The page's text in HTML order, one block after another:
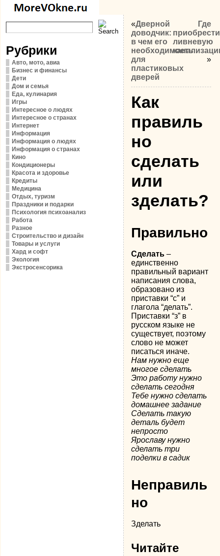
Рубрики
Авто, мото, авиа
Бизнес и финансы
Дети
Дом и семья
Еда, кулинария
Игры
Интересное о людях
Интересное о странах
Интернет
Информация
Информация о людях
Информация о странах
Кино
Кондиционеры
Красота и здоровье
Кредиты
Медицина
Отдых, туризм
Праздники и подарки
Психология психоанализ
Работа
Разное
Строительство и дизайн
Товары и услуги
Хард и софт
Экология
Экстросенсорика
«Дверной
доводчик:
в чем его
необходимость
для
пластиковых
дверей
Где
приобрести
ливневую
»
Как
правиль
но
сделать
или
зделать?
Правильно
Сделать –
единственно
правильный вариант
написания слова,
образовано из
приставки “с” и
глагола “делать”.
Приставки “з” в
русском языке не
существует, поэтому
слово не может
писаться иначе.
Нам нужно еще
многое сделать
Это работу нужно
сделать сегодня
Тебе нужно сделать
домашнее задание
Сделать такую
деталь будет
непросто
Ярославу нужно
сделать три
поделки в садик
Неправиль
но
Зделать
Читайте